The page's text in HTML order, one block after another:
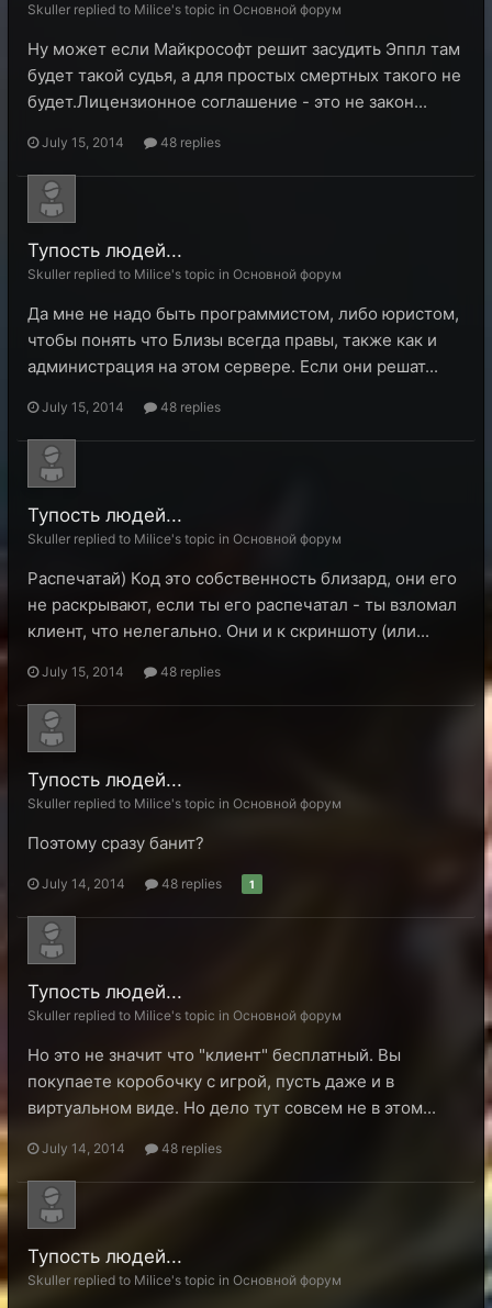
Skuller replied to Milice's topic in Основной форум
Ну может если Майкрософт решит засудить Эппл там
будет такой судья, а для простых смертных такого не
будет.Лицензионное соглашение - это не закон...
July 15, 2014 48 replies
Тупость людей...
Skuller replied to Milice's topic in Основной форум
Да мне не надо быть программистом, либо юристом,
чтобы понять что Близы всегда правы, также как и
администрация на этом сервере. Если они решат...
July 15, 2014 48 replies
Тупость людей...
Skuller replied to Milice's topic in Основной форум
Распечатай) Код это собственность близард, они его
не раскрывают, если ты его распечатал - ты взломал
клиент, что нелегально. Они и к скриншоту (или...
July 15, 2014 48 replies
Тупость людей...
Skuller replied to Milice's topic in Основной форум
Поэтому сразу банит?
July 14, 2014 48 replies 1
Тупость людей...
Skuller replied to Milice's topic in Основной форум
Но это не значит что "клиент" бесплатный. Вы
покупаете коробочку с игрой, пусть даже и в
виртуальном виде. Но дело тут совсем не в этом...
July 14, 2014 48 replies
Тупость людей...
Skuller replied to Milice's topic in Основной форум